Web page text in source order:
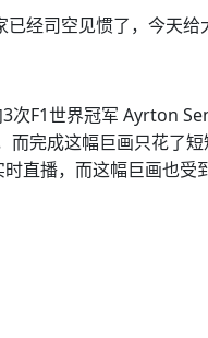
经司空见惯了，今天
次F1世界冠军 Ayrton
而完成这幅巨画只花了
直播，而这幅巨画也受